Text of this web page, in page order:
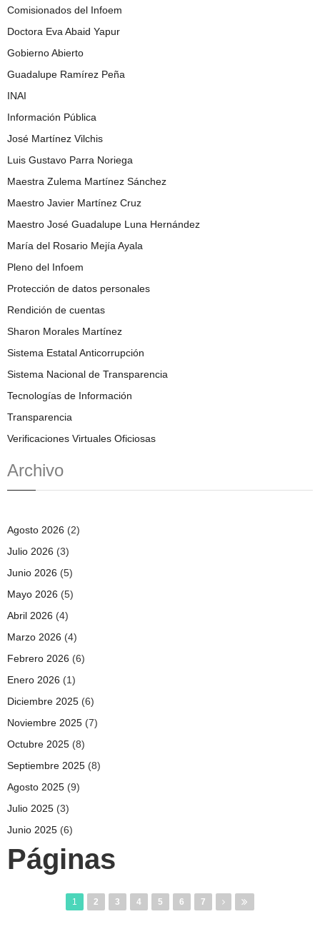
Comisionados del Infoem
Doctora Eva Abaid Yapur
Gobierno Abierto
Guadalupe Ramírez Peña
INAI
Información Pública
José Martínez Vilchis
Luis Gustavo Parra Noriega
Maestra Zulema Martínez Sánchez
Maestro Javier Martínez Cruz
Maestro José Guadalupe Luna Hernández
María del Rosario Mejía Ayala
Pleno del Infoem
Protección de datos personales
Rendición de cuentas
Sharon Morales Martínez
Sistema Estatal Anticorrupción
Sistema Nacional de Transparencia
Tecnologías de Información
Transparencia
Verificaciones Virtuales Oficiosas
Archivo
Agosto 2026 (2)
Julio 2026 (3)
Junio 2026 (5)
Mayo 2026 (5)
Abril 2026 (4)
Marzo 2026 (4)
Febrero 2026 (6)
Enero 2026 (1)
Diciembre 2025 (6)
Noviembre 2025 (7)
Octubre 2025 (8)
Septiembre 2025 (8)
Agosto 2025 (9)
Julio 2025 (3)
Junio 2025 (6)
Páginas
1 2 3 4 5 6 7